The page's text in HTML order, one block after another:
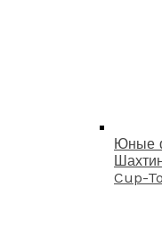
Юные
Cup-